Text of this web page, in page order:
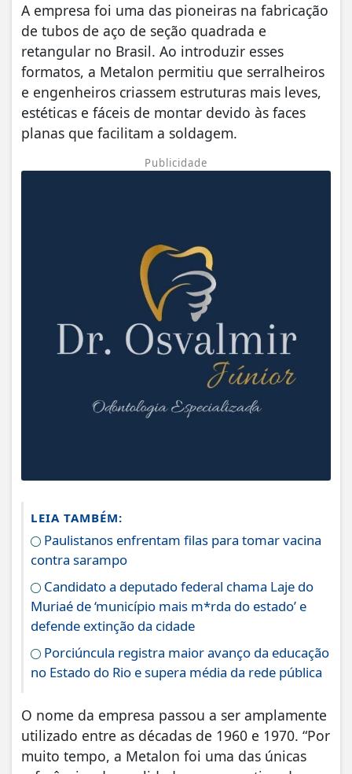
A empresa foi uma das pioneiras na fabricação
de tubos de aço de seção quadrada e
retangular no Brasil. Ao introduzir esses
formatos, a Metalon permitiu que serralheiros
e engenheiros criassem estruturas mais leves,
estéticas e fáceis de montar devido às faces
planas que facilitam a soldagem.
Publicidade
LEIA TAMBÉM:
Paulistanos enfrentam filas para tomar vacina
contra sarampo
Candidato a deputado federal chama Laje do
Muriaé de ‘município mais m*rda do estado’ e
defende extinção da cidade
Porciúncula registra maior avanço da educação
no Estado do Rio e supera média da rede pública
O nome da empresa passou a ser amplamente
utilizado entre as décadas de 1960 e 1970. “Por
muito tempo, a Metalon foi uma das únicas